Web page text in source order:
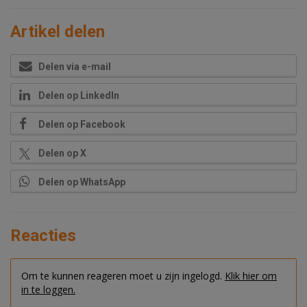
Artikel delen
Delen via e-mail
Delen op LinkedIn
Delen op Facebook
Delen op X
Delen op WhatsApp
Reacties
Om te kunnen reageren moet u zijn ingelogd. Klik hier om
in te loggen.